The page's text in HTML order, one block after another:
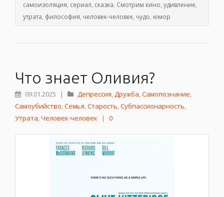
самоизоляция, сериал, сказка, Смотрим кино, удивление,
утрата, философия, человек-человек, чудо, юмор
Что знает Оливия?
09.01.2025 | Депрессия,Дружба,Самопознание,
Самоубийство,Семья,Старость,Субпассионарность,
Утрата,Человек-человек | 0